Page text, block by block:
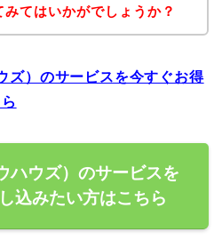
てはいかがでしょうか？
ズ）のサービスを今すぐお得
ウズ）のサービスを
込みたい方はこちら